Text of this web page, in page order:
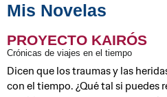
Mis Novelas
PROYECTO KAIRÓS
Crónicas de viajes en el tiempo
Dicen que los traumas y las
con el tiempo. ¿Qué tal si puedes